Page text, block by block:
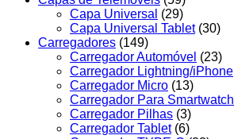
Capa Universal (29)
Capa Universal Tablet (30)
Carregadores (149)
Carregador Automóvel (23)
Carregador Lightning/iPhone
Carregador Micro (13)
Carregador Para Smartwatch
Carregador Pilhas (3)
Carregador Tablet (6)